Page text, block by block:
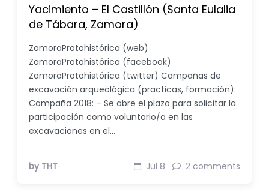
Yacimiento – El Castillón (Santa Eulalia
de Tábara, Zamora)
ZamoraProtohistórica (web)
ZamoraProtohistórica (facebook)
ZamoraProtohistórica (twitter) Campañas de
excavación arqueológica (practicas, formación):
Campaña 2018: – Se abre el plazo para solicitar la
participación como voluntario/a en las
excavaciones en el…
by THT Jul 8 2 comments